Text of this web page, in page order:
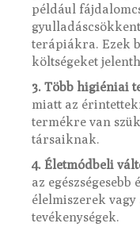
például
terápiákra. Ezek
költségeket
3. Több higiéniai
miatt az
termékre van
társaiknak.
4. Életmódbeli
az egészségesebb
élelmiszerek
tevékenységek.